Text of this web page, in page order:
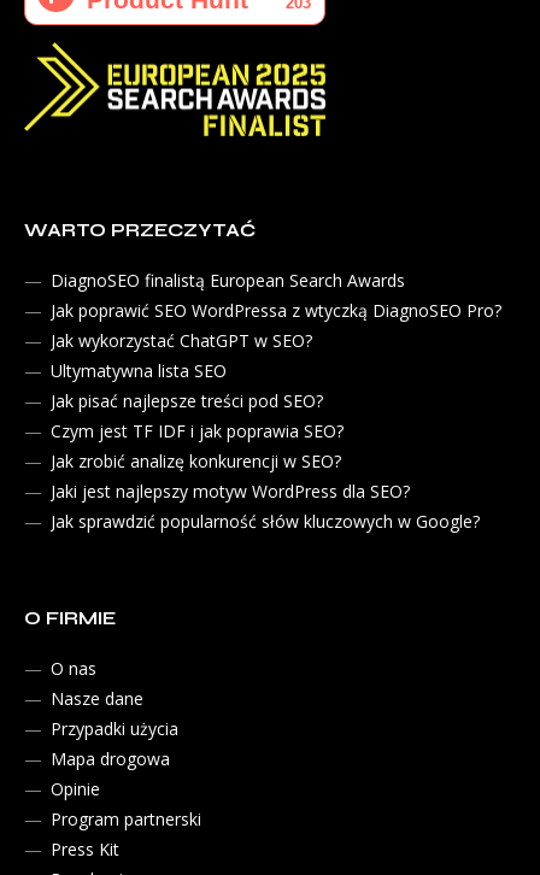
WARTO PRZECZYTAĆ
DiagnoSEO finalistą European Search Awards
Jak poprawić SEO WordPressa z wtyczką DiagnoSEO Pro?
Jak wykorzystać ChatGPT w SEO?
Ultymatywna lista SEO
Jak pisać najlepsze treści pod SEO?
Czym jest TF IDF i jak poprawia SEO?
Jak zrobić analizę konkurencji w SEO?
Jaki jest najlepszy motyw WordPress dla SEO?
Jak sprawdzić popularność słów kluczowych w Google?
O FIRMIE
O nas
Nasze dane
Przypadki użycia
Mapa drogowa
Opinie
Program partnerski
Press Kit